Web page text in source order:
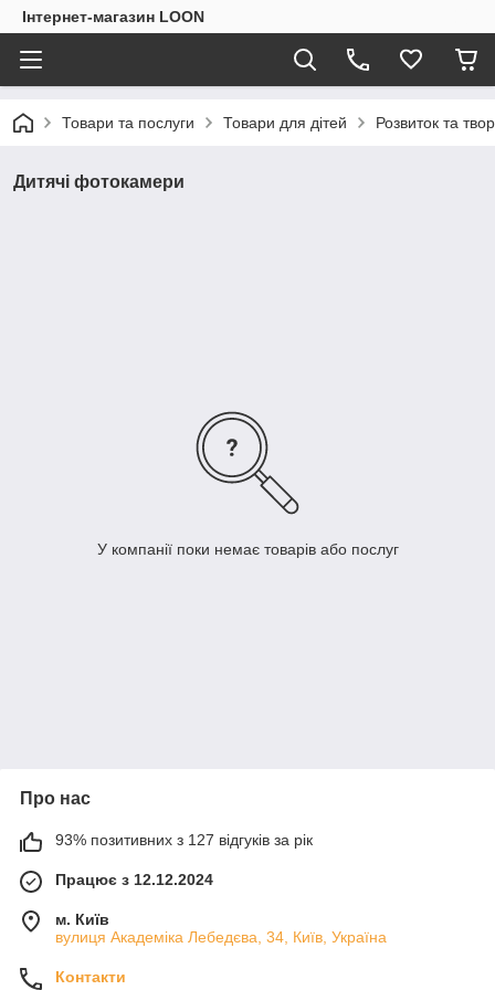
Інтернет-магазин LOON
Товари та послуги Товари для дітей Розвиток та
Дитячі фотокамери
У компанії поки немає товарів або послуг
Про нас
93% позитивних з 127 відгуків за рік
Працює з 12.12.2024
м. Київ
вулиця Академіка Лебедєва, 34, Київ, Україна
Контакти